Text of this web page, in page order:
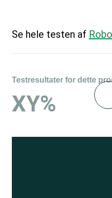
Se hele testen af
Testresultater for dette
XY%